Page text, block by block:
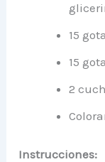
15
15
2
Instrucciones: